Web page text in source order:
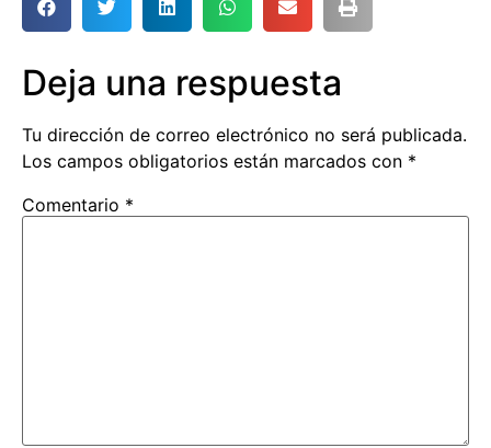
Deja una respuesta
Tu dirección de correo electrónico no será publicada.
Los campos obligatorios están marcados con *
Comentario *